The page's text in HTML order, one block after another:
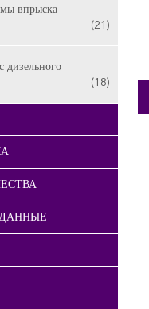
впрыска
(21)
дизельного
(18)